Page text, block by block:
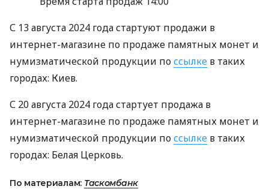
С 13 августа 2024 года стартуют продажи в
интернет-магазине по продаже памятных монет и
нумизматической продукции поссылке в таких
городах: Киев.
С 20 августа 2024 года стартует продажа в
интернет-магазине по продаже памятных монет и
нумизматической продукции поссылке в таких
городах: Белая Церковь.
По материалам: Таскомбанк